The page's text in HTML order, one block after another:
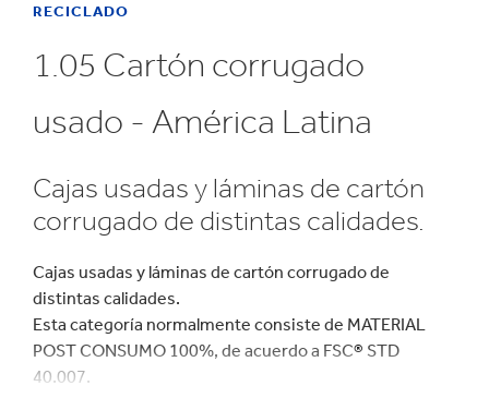
RECICLADO
1.05 Cartón corrugado
usado - América Latina
Cajas usadas y láminas de cartón
corrugado de distintas calidades.
Cajas usadas y láminas de cartón corrugado de
distintas calidades.
Esta categoría normalmente consiste de MATERIAL
POST CONSUMO 100%, de acuerdo a FSC® STD
40.007.